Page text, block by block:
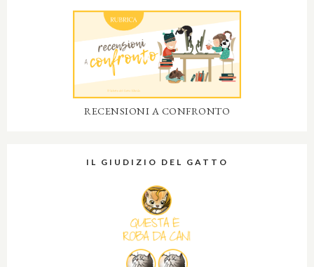
RECENSIONI A CONFRONTO
IL GIUDIZIO DEL GATTO